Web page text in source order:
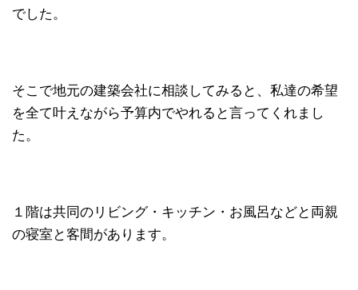
でした。
そこで地元の建築会社に相談してみると、私達の希望
を全て叶えながら予算内でやれると言ってくれまし
た。
１階は共同のリビング・キッチン・お風呂などと両親
の寝室と客間があります。